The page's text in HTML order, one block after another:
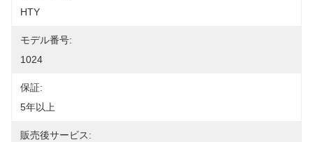
HTY
モデル番号:
1024
保証:
5年以上
販売後サービス: